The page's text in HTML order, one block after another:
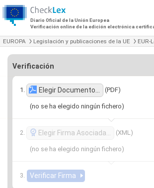
Diario Oficial de la Unión Europea
Verificación online de la edición electrónica
EUROPA Legislación y publicaciones de la UE EUR-
Verificación
Elegir Documento… (PDF)
(no se ha elegido ningún fichero)
Elegir Firma Asociada… (XML)
(no se ha elegido ningún fichero)